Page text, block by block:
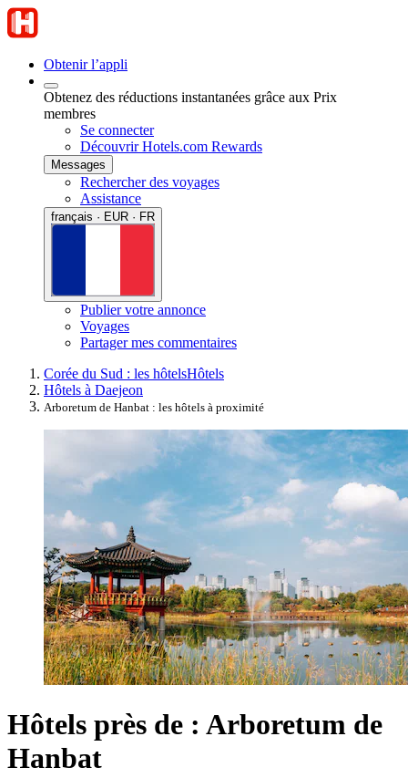
Obtenir l’appli
Obtenez des réductions instantanées grâce aux Prix
membres
Se connecter
Découvrir Hotels.com Rewards
Messages
Rechercher des voyages
Assistance
français · EUR · FR
Publier votre annonce
Voyages
Partager mes commentaires
Corée du Sud : les hôtelsHôtels
Hôtels à Daejeon
Arboretum de Hanbat : les hôtels à proximité
Hôtels près de : Arboretum de
Hanbat